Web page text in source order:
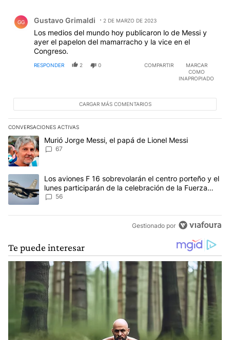
GG Gustavo Grimaldi 2 DE MARZO DE 2023
Los medios del mundo hoy publicaron lo de Messi y
ayer el papelon del mamarracho y la vice en el
Congreso.
RESPONDER 2 0 COMPARTIR
MARCAR
COMO
INAPROPIADO
CARGAR MÁS COMENTARIOS
CONVERSACIONES ACTIVAS
Este listado muestra los artículos con más comentarios en los
Un artículo de tendencia con el título "Murió Jorge Messi, el
Murió Jorge Messi, el papá de Lionel Messi
67
Un artículo de tendencia con el título "Los aviones F 16
Los aviones F 16 sobrevolarán el centro porteño y el
lunes participarán de la celebración de la Fuerza
Aérea
56
Gestionado por